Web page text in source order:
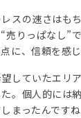
スの速さはも
売りっぱなし”
に、信頼を感じ
していたエリ
。個人的には
まったんです